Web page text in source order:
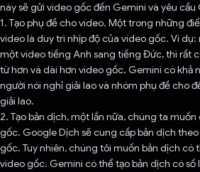
này sẽ gửi video gốc đến Gemini và yêu cầu
1. Tạo phụ đề cho video. Một trong những
video là duy trì nhịp độ của video gốc. Ví
một video tiếng Anh sang tiếng Đức, thì rất
từ hơn và dài hơn video gốc. Gemini có khả
người nói nghỉ giải lao và nhóm phụ đề cho
giải lao.
2. Tạo bản dịch, một lần nữa, chúng ta
gốc. Google Dịch sẽ cung cấp bản dịch
gốc. Tuy nhiên, chúng tôi muốn bản dịch có
video gốc. Gemini có thể tạo bản dịch có số